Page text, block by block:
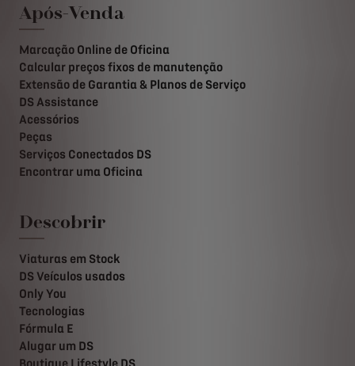
Após-Venda
Marcação Online de Oficina
Calcular preços fixos de manutenção
Extensão de Garantia & Planos de Serviço
DS Assistance
Acessórios
Peças
Serviços Conectados DS
Encontrar uma Oficina
Descobrir
Viaturas em Stock
DS Veículos usados
Only You
Tecnologias
Fórmula E
Alugar um DS